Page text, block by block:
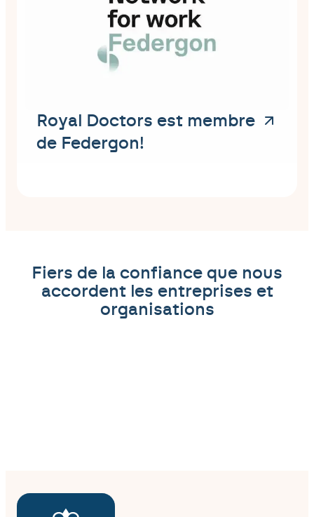
Royal Doctors est membre
de Federgon!
Fiers de la confiance que nous
accordent les entreprises et
organisations